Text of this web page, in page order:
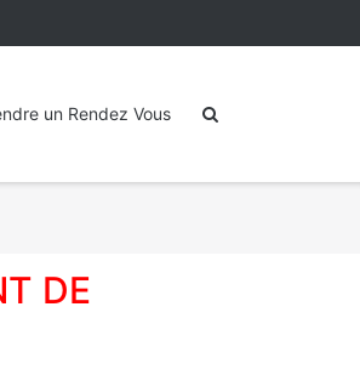
un Rendez Vous
DE